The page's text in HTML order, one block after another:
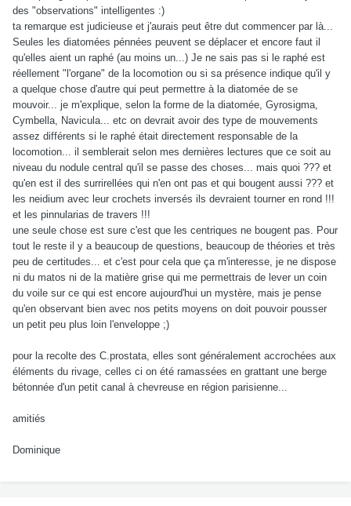
des "observations" intelligentes :)
ta remarque est judicieuse et j'aurais peut être dut commencer par là...
Seules les diatomées pénnées peuvent se déplacer et encore faut il
qu'elles aient un raphé (au moins un...) Je ne sais pas si le raphé est
réellement "l'organe" de la locomotion ou si sa présence indique qu'il y
a quelque chose d'autre qui peut permettre à la diatomée de se
mouvoir... je m'explique, selon la forme de la diatomée, Gyrosigma,
Cymbella, Navicula... etc on devrait avoir des type de mouvements
assez différents si le raphé était directement responsable de la
locomotion... il semblerait selon mes dernières lectures que ce soit au
niveau du nodule central qu'il se passe des choses... mais quoi ??? et
qu'en est il des surrirellées qui n'en ont pas et qui bougent aussi ??? et
les neidium avec leur crochets inversés ils devraient tourner en rond !!!
et les pinnularias de travers !!!
une seule chose est sure c'est que les centriques ne bougent pas. Pour
tout le reste il y a beaucoup de questions, beaucoup de théories et très
peu de certitudes... et c'est pour cela que ça m'interesse, je ne dispose
ni du matos ni de la matière grise qui me permettrais de lever un coin
du voile sur ce qui est encore aujourd'hui un mystère, mais je pense
qu'en observant bien avec nos petits moyens on doit pouvoir pousser
un petit peu plus loin l'enveloppe ;)
pour la recolte des C.prostata, elles sont généralement accrochées aux
éléments du rivage, celles ci on été ramassées en grattant une berge
bétonnée d'un petit canal à chevreuse en région parisienne...
amitiés
Dominique